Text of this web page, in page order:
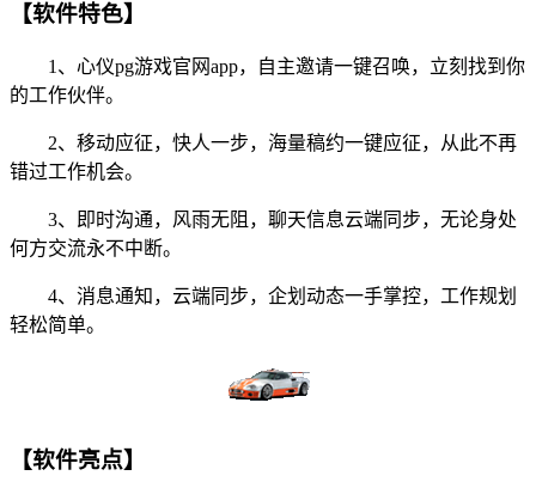
【软件特色】
1、心仪pg游戏官网app，自主邀请一键召唤，立刻找到你
的工作伙伴。
2、移动应征，快人一步，海量稿约一键应征，从此不再
错过工作机会。
3、即时沟通，风雨无阻，聊天信息云端同步，无论身处
何方交流永不中断。
4、消息通知，云端同步，企划动态一手掌控，工作规划
轻松简单。
【软件亮点】